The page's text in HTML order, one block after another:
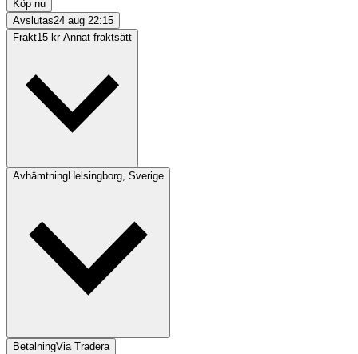
Köp nu
Avslutas24 aug 22:15
Frakt15 kr Annat fraktsätt
AvhämtningHelsingborg, Sverige
BetalningVia Tradera